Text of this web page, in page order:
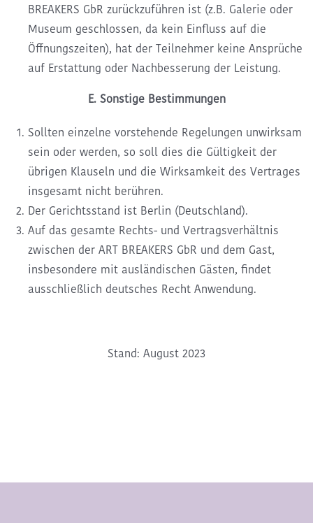
BREAKERS GbR zurückzuführen ist (z.B. Galerie oder
Museum geschlossen, da kein Einfluss auf die
Öffnungszeiten), hat der Teilnehmer keine Ansprüche
auf Erstattung oder Nachbesserung der Leistung.
E. Sonstige Bestimmungen
Sollten einzelne vorstehende Regelungen unwirksam
sein oder werden, so soll dies die Gültigkeit der
übrigen Klauseln und die Wirksamkeit des Vertrages
insgesamt nicht berühren.
Der Gerichtsstand ist Berlin (Deutschland).
Auf das gesamte Rechts- und Vertragsverhältnis
zwischen der ART BREAKERS GbR und dem Gast,
insbesondere mit ausländischen Gästen, findet
ausschließlich deutsches Recht Anwendung.
Stand: August 2023